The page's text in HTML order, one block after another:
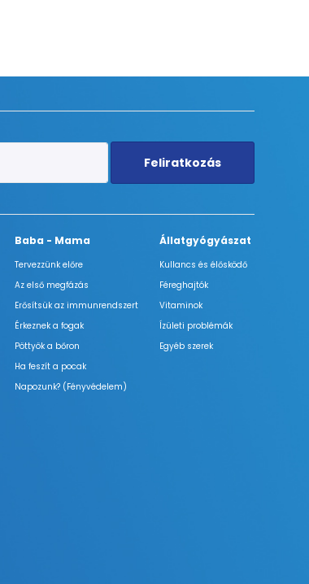
Feliratkozás
Baba - Mama
Tervezzünk előre
Az első megfázás
Erősítsük az immunrendszert
Érkeznek a fogak
Pöttyök a bőron
Ha feszít a pocak
Napozunk? (Fényvédelem)
Állatgyógyászat
Kullancs és élősködő
Féreghajtók
Vitaminok
Ízületi problémák
Egyéb szerek